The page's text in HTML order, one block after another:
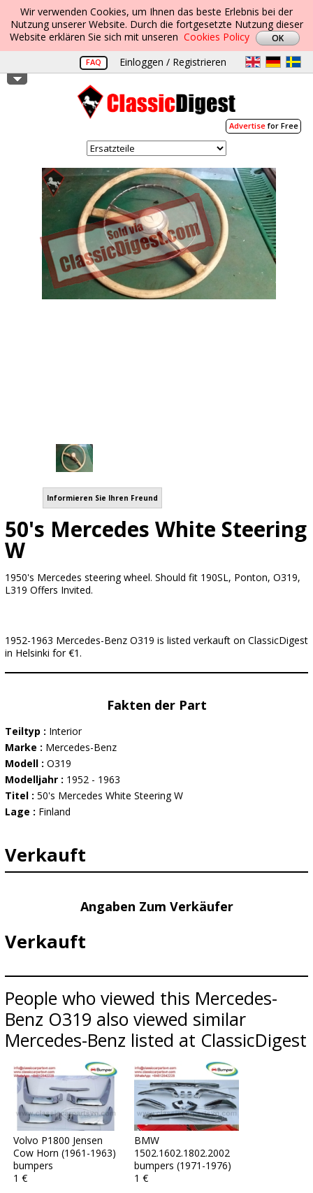
Wir verwenden Cookies, um Ihnen das beste Erlebnis bei der
Nutzung unserer Website. Durch die fortgesetzte Nutzung dieser
Website erklären Sie sich mit unseren Cookies Policy
FAQ Einloggen / Registrieren
Advertisefor Free
Informieren Sie Ihren Freund
50's Mercedes White Steering
W
1950's Mercedes steering wheel. Should fit 190SL, Ponton, O319,
L319 Offers Invited.
1952-1963 Mercedes-Benz O319 is listed verkauft on ClassicDigest
in Helsinki for €1.
Fakten der Part
Teiltyp : Interior
Marke : Mercedes-Benz
Modell : O319
Modelljahr : 1952 - 1963
Titel : 50's Mercedes White Steering W
Lage : Finland
Verkauft
Angaben Zum Verkäufer
Verkauft
People who viewed this Mercedes-
Benz O319 also viewed similar
Mercedes-Benz listed at ClassicDigest
Volvo P1800 Jensen
Cow Horn (1961-1963)
bumpers
1 €
BMW
1502.1602.1802.2002
bumpers (1971-1976)
1 €